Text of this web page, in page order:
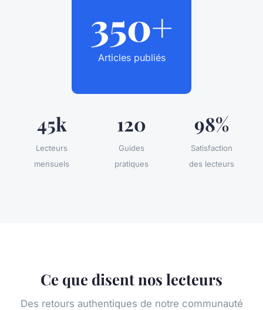
350+
Articles publiés
45k
Lecteurs
mensuels
120
Guides
pratiques
98%
Satisfaction
des lecteurs
Ce que disent nos lecteurs
Des retours authentiques de notre communauté